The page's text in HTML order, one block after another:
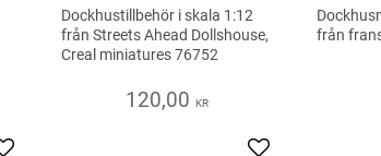
Dockhustillbehör i skala 1:12
från Streets Ahead Dollshouse,
Creal miniatures 76752
120,00 KR
från